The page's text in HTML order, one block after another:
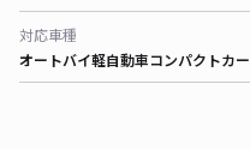
対応車種
オートバイ軽自動車コンパクトカー